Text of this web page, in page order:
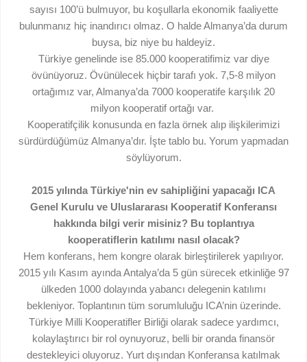
sayısı 100’ü bulmuyor, bu koşullarla ekonomik faaliyette
bulunmanız hiç inandırıcı olmaz. O halde Almanya’da durum
buysa, biz niye bu haldeyiz.
Türkiye genelinde ise 85.000 kooperatifimiz var diye
övünüyoruz. Övünülecek hiçbir tarafı yok. 7,5-8 milyon
ortağımız var, Almanya’da 7000 kooperatife karşılık 20
milyon kooperatif ortağı var.
Kooperatifçilik konusunda en fazla örnek alıp ilişkilerimizi
sürdürdüğümüz Almanya’dır. İşte tablo bu. Yorum yapmadan
söylüyorum.
2015 yılında Türkiye'nin ev sahipliğini yapacağı ICA
Genel Kurulu ve Uluslararası Kooperatif Konferansı
hakkında bilgi verir misiniz? Bu toplantıya
kooperatiflerin katılımı nasıl olacak?
Hem konferans, hem kongre olarak birleştirilerek yapılıyor.
2015 yılı Kasım ayında Antalya’da 5 gün sürecek etkinliğe 97
ülkeden 1000 dolayında yabancı delegenin katılımı
bekleniyor. Toplantının tüm sorumluluğu ICA’nin üzerinde.
Türkiye Milli Kooperatifler Birliği olarak sadece yardımcı,
kolaylaştırıcı bir rol oynuyoruz, belli bir oranda finansör
destekleyici oluyoruz. Yurt dışından Konferansa katılmak